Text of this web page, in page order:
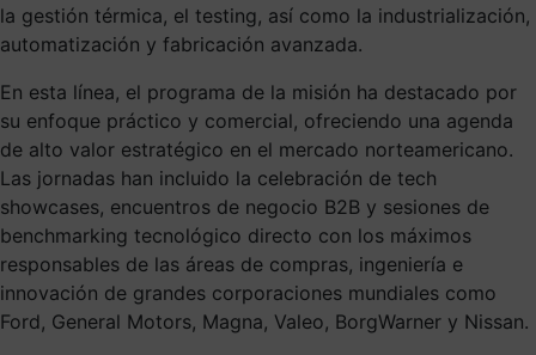
la gestión térmica, el testing, así como la industrialización,
automatización y fabricación avanzada.
En esta línea, el programa de la misión ha destacado por
su enfoque práctico y comercial, ofreciendo una agenda
de alto valor estratégico en el mercado norteamericano.
Las jornadas han incluido la celebración de tech
showcases, encuentros de negocio B2B y sesiones de
benchmarking tecnológico directo con los máximos
responsables de las áreas de compras, ingeniería e
innovación de grandes corporaciones mundiales como
Ford, General Motors, Magna, Valeo, BorgWarner y Nissan.